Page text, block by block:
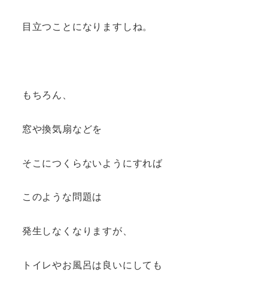
目立つことになりますしね。
もちろん、
窓や換気扇などを
そこにつくらないようにすれば
このような問題は
発生しなくなりますが、
トイレやお風呂は良いにしても